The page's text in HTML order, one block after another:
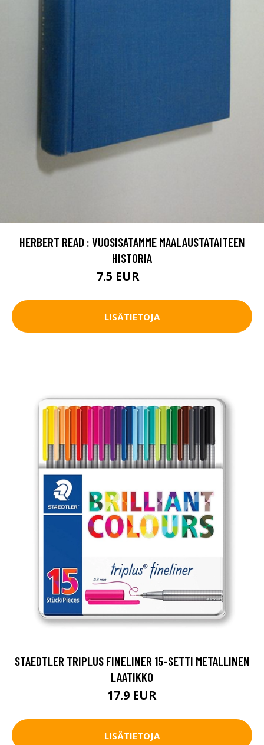
HERBERT READ : VUOSISATAMME MAALAUSTATAITEEN
HISTORIA
7.5 EUR
LISÄTIETOJA
STAEDTLER TRIPLUS FINELINER 15-SETTI METALLINEN
LAATIKKO
17.9 EUR
LISÄTIETOJA